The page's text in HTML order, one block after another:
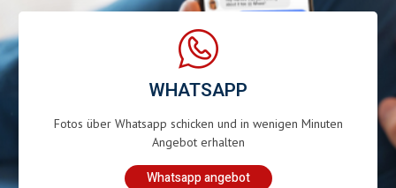
WHATSAPP
Fotos über Whatsapp schicken und in wenigen Minuten
Angebot erhalten
Whatsapp angebot